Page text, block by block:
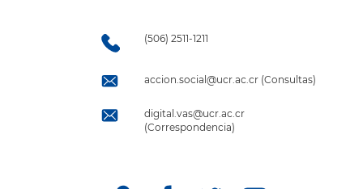
(506) 2511-1211
accion.social@ucr.ac.cr (Consultas)
digital.vas@ucr.ac.cr
(Correspondencia)